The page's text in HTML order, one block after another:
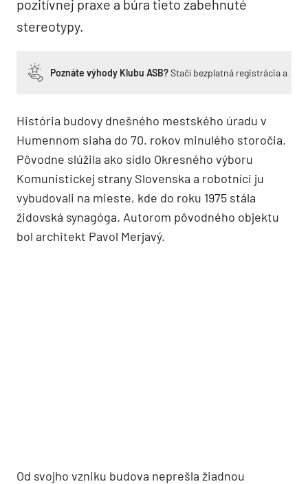
pozitívnej praxe a búra tieto zabehnuté
stereotypy.
Poznáte výhody Klubu ASB?Stačí bezplatná registrácia a
História budovy dnešného mestského úradu v
Humennom siaha do 70. rokov minulého storočia.
Pôvodne slúžila ako sídlo Okresného výboru
Komunistickej strany Slovenska a robotníci ju
vybudovali na mieste, kde do roku 1975 stála
židovská synagóga. Autorom pôvodného objektu
bol architekt Pavol Merjavý.
Od svojho vzniku budova neprešla žiadnou